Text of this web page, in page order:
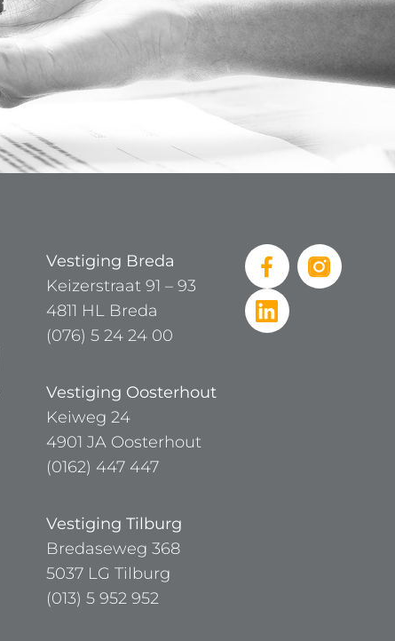
Vestiging Breda
Keizerstraat 91 – 93
4811 HL Breda
(076) 5 24 24 00
Vestiging Oosterhout
Keiweg 24
4901 JA Oosterhout
(0162) 447 447
Vestiging Tilburg
Bredaseweg 368
5037 LG Tilburg
(013) 5 952 952